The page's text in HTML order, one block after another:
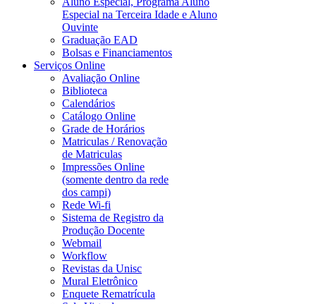
Especial na Terceira Idade e Aluno
Ouvinte
Graduação EAD
Bolsas e Financiamentos
Serviços Online
Avaliação Online
Biblioteca
Calendários
Catálogo Online
Grade de Horários
Matriculas / Renovação
de Matriculas
Impressões Online
(somente dentro da rede
dos campi)
Rede Wi-fi
Sistema de Registro da
Produção Docente
Webmail
Workflow
Revistas da Unisc
Mural Eletrônico
Enquete Rematrícula